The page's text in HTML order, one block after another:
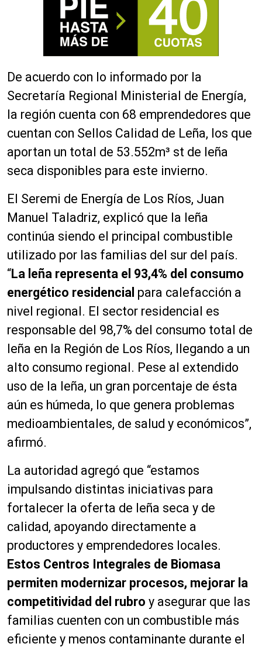
De acuerdo con lo informado por la
Secretaría Regional Ministerial de Energía,
la región cuenta con 68 emprendedores que
cuentan con Sellos Calidad de Leña, los que
aportan un total de 53.552m³ st de leña
seca disponibles para este invierno.
El Seremi de Energía de Los Ríos, Juan
Manuel Taladriz, explicó que la leña
continúa siendo el principal combustible
utilizado por las familias del sur del país.
“La leña representa el 93,4% del consumo
energético residencial para calefacción a
nivel regional. El sector residencial es
responsable del 98,7% del consumo total de
leña en la Región de Los Ríos, llegando a un
alto consumo regional. Pese al extendido
uso de la leña, un gran porcentaje de ésta
aún es húmeda, lo que genera problemas
medioambientales, de salud y económicos”,
afirmó.
La autoridad agregó que “estamos
impulsando distintas iniciativas para
fortalecer la oferta de leña seca y de
calidad, apoyando directamente a
productores y emprendedores locales.
Estos Centros Integrales de Biomasa
permiten modernizar procesos, mejorar la
competitividad del rubro y asegurar que las
familias cuenten con un combustible más
eficiente y menos contaminante durante el